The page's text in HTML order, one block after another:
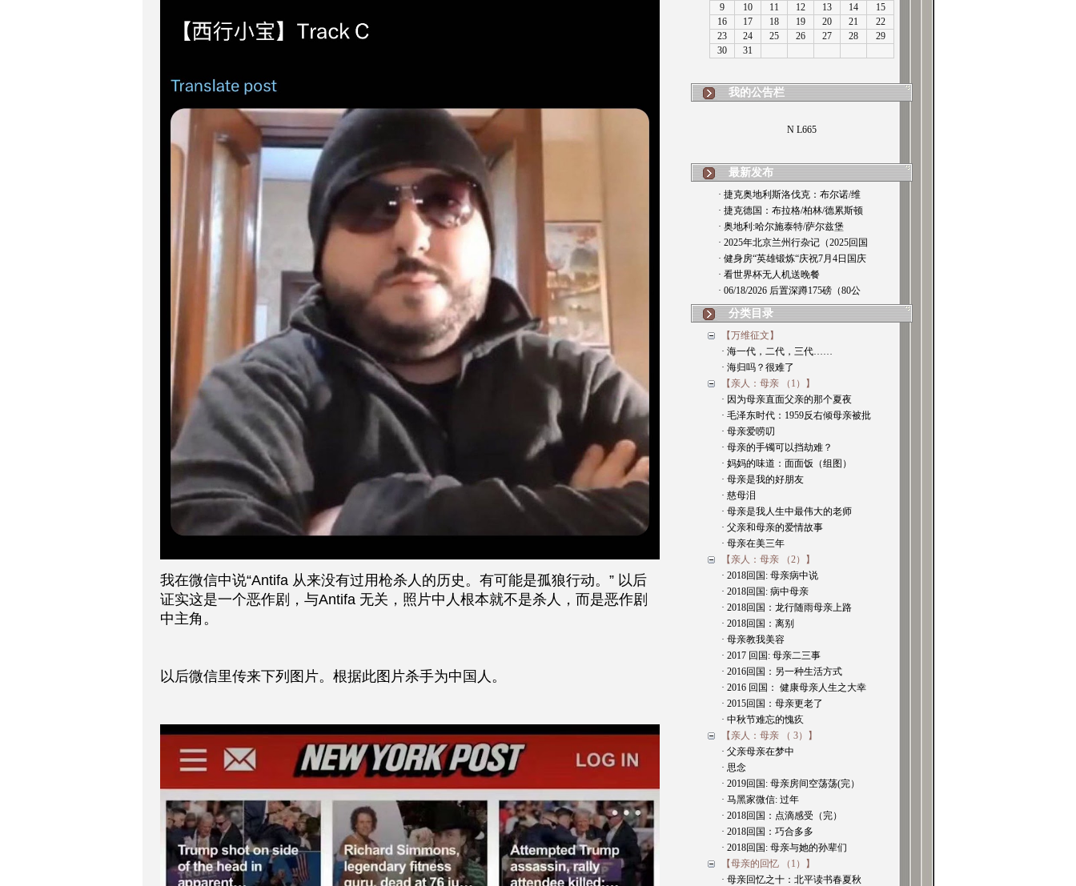
我在微信中说“Antifa 从来没有过用枪杀人的历史。有可能是孤狼行动。” 以后
证实这是一个恶作剧，与Antifa 无关，照片中人根本就不是杀人，而是恶作剧
中主角。
以后微信里传来下列图片。根据此图片杀手为中国人。
我的公告栏
最新发布
· 捷克奥地利斯洛伐克：布尔诺/维
· 捷克德国：布拉格/柏林/德累斯顿
· 奥地利:哈尔施泰特/萨尔兹堡
· 2025年北京兰州行杂记（2025回国
· 健身房“英雄锻炼“庆祝7月4日国庆
· 看世界杯无人机送晚餐
· 06/18/2026 后置深蹲175磅（80公
分类目录
【万维征文】
· 海一代，二代，三代……
· 海归吗？很难了
【亲人：母亲 （1）】
· 因为母亲直面父亲的那个夏夜
· 毛泽东时代：1959反右倾母亲被批
· 母亲爱唠叨
· 母亲的手镯可以挡劫难？
· 妈妈的味道：面面饭（组图）
· 母亲是我的好朋友
· 慈母泪
· 母亲是我人生中最伟大的老师
· 父亲和母亲的爱情故事
· 母亲在美三年
【亲人：母亲 （2）】
· 2018回国: 母亲病中说
· 2018回国: 病中母亲
· 2018回国：龙行随雨母亲上路
· 2018回国：离别
· 母亲教我美容
· 2017 回国: 母亲二三事
· 2016回国：另一种生活方式
· 2016 回国： 健康母亲人生之大幸
· 2015回国：母亲更老了
· 中秋节难忘的愧疚
【亲人：母亲 （ 3）】
· 父亲母亲在梦中
· 思念
· 2019回国: 母亲房间空荡荡(完）
· 马黑家微信: 过年
· 2018回国：点滴感受（完）
· 2018回国：巧合多多
· 2018回国: 母亲与她的孙辈们
【母亲的回忆 （1）】
· 母亲回忆之十：北平读书春夏秋